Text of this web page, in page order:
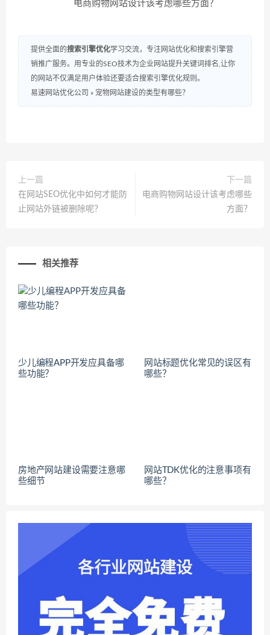
电商购物网站设计该考虑哪些方面？
提供全面的搜索引擎优化学习交流，专注网站优化和搜索引擎营
销推广服务。用专业的SEO技术为企业网站提升关键词排名,让你
的网站不仅满足用户体验还要适合搜索引擎优化规则。
易速网站优化公司 » 宠物网站建设的类型有哪些？
上一篇
在网站SEO优化中如何才能防
止网站外链被删除呢？
下一篇
电商购物网站设计该考虑哪些
方面？
相关推荐
少儿编程APP开发应具备哪
些功能？
网站标题优化常见的误区有
哪些？
房地产网站建设需要注意哪
些细节
网站TDK优化的注意事项有
哪些？